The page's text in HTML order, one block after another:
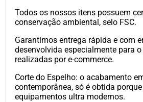
Todos os nossos itens possuem
conservação ambiental, selo FSC.
Garantimos entrega rápida e com
desenvolvida especialmente para
realizadas por e-commerce.
Corte do Espelho: o acabamento
contemporânea, só é obtida
equipamentos ultra modernos.